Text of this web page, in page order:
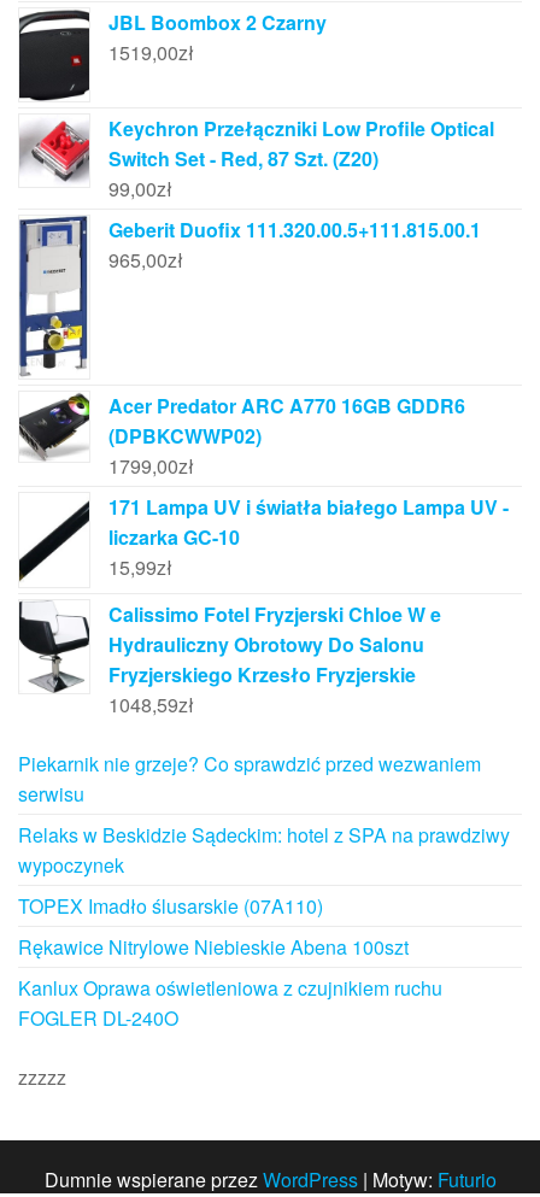
JBL Boombox 2 Czarny
1519,00zł
Keychron Przełączniki Low Profile Optical
Switch Set - Red, 87 Szt. (Z20)
99,00zł
Geberit Duofix 111.320.00.5+111.815.00.1
965,00zł
Acer Predator ARC A770 16GB GDDR6
(DPBKCWWP02)
1799,00zł
171 Lampa UV i światła białego Lampa UV -
liczarka GC-10
15,99zł
Calissimo Fotel Fryzjerski Chloe W e
Hydrauliczny Obrotowy Do Salonu
Fryzjerskiego Krzesło Fryzjerskie
1048,59zł
Piekarnik nie grzeje? Co sprawdzić przed wezwaniem
serwisu
Relaks w Beskidzie Sądeckim: hotel z SPA na prawdziwy
wypoczynek
TOPEX Imadło ślusarskie (07A110)
Rękawice Nitrylowe Niebieskie Abena 100szt
Kanlux Oprawa oświetleniowa z czujnikiem ruchu
FOGLER DL-240O
zzzzz
Dumnie wspierane przezWordPress | Motyw: Futurio